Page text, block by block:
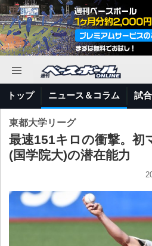
トップ ニュース＆コラム 試
東都大学リーグ
最速151キロの衝撃。初
(国学院大)の潜在能力